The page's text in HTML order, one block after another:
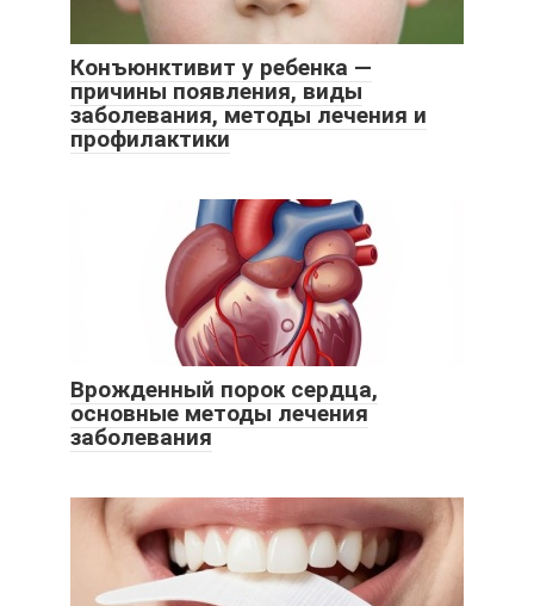
Конъюнктивит у ребенка —
причины появления, виды
заболевания, методы лечения и
профилактики
Врожденный порок сердца,
основные методы лечения
заболевания